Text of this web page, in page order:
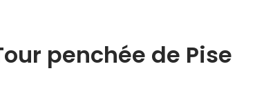
penchée de Pise